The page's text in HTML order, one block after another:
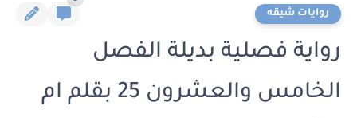
روايات شيقه
رواية فصلية بديلة الفصل
الخامس والعشرون 25 بقلم ام